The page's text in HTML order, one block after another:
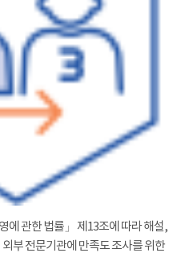
에 관한 법률」 제13조에 따라 해설,
부 전문기관에 만족도 조사를 위한